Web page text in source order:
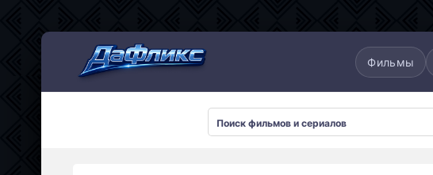
Фильмы
Мультсериалы